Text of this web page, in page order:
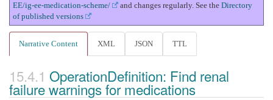
EE/ig-ee-medication-scheme/
and changes regularly. See the Directory
of published versions
Narrative Content XML JSON TTL
OperationDefinition: Find renal
failure warnings for medications